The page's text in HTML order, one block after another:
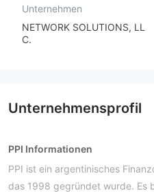
Unternehmen
NETWORK SOLUTIONS, LL
C.
Unternehmensprofil
PPI Informationen
PPI ist ein argentinisches
das 1998 gegründet wurde. Es